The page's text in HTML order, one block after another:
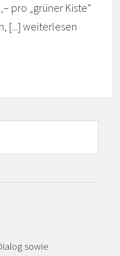
pro „grüner Kiste“
[...]weiterlesen
sowie